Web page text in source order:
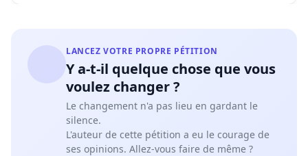
reste avec ses sauveteurs Maryse et Francis !
Tous ensemble nous serons plus forts.
Merci à tous pour votre soutien.
Maryse et Francis.
LANCEZ VOTRE PROPRE PÉTITION
Y a-t-il quelque chose que vous
voulez changer ?
Le changement n'a pas lieu en gardant le
silence.
L'auteur de cette pétition a eu le courage de
ses opinions. Allez-vous faire de même ?